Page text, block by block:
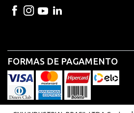
FORMAS DE PAGAMENTO